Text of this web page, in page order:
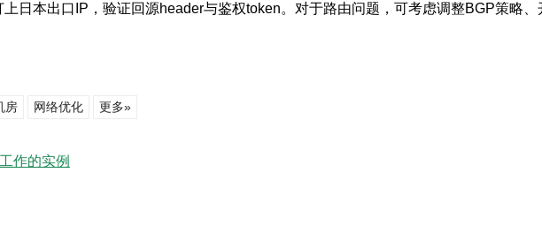
日本出口IP，验证回源header与鉴权token。对于路由问题，可考虑调整BGP策略
房 网络优化 更多»
作的实例